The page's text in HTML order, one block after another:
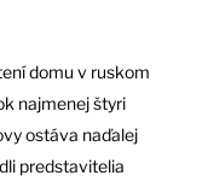
domu v ruskom
najmenej štyri
ostáva naďalej
predstavitelia